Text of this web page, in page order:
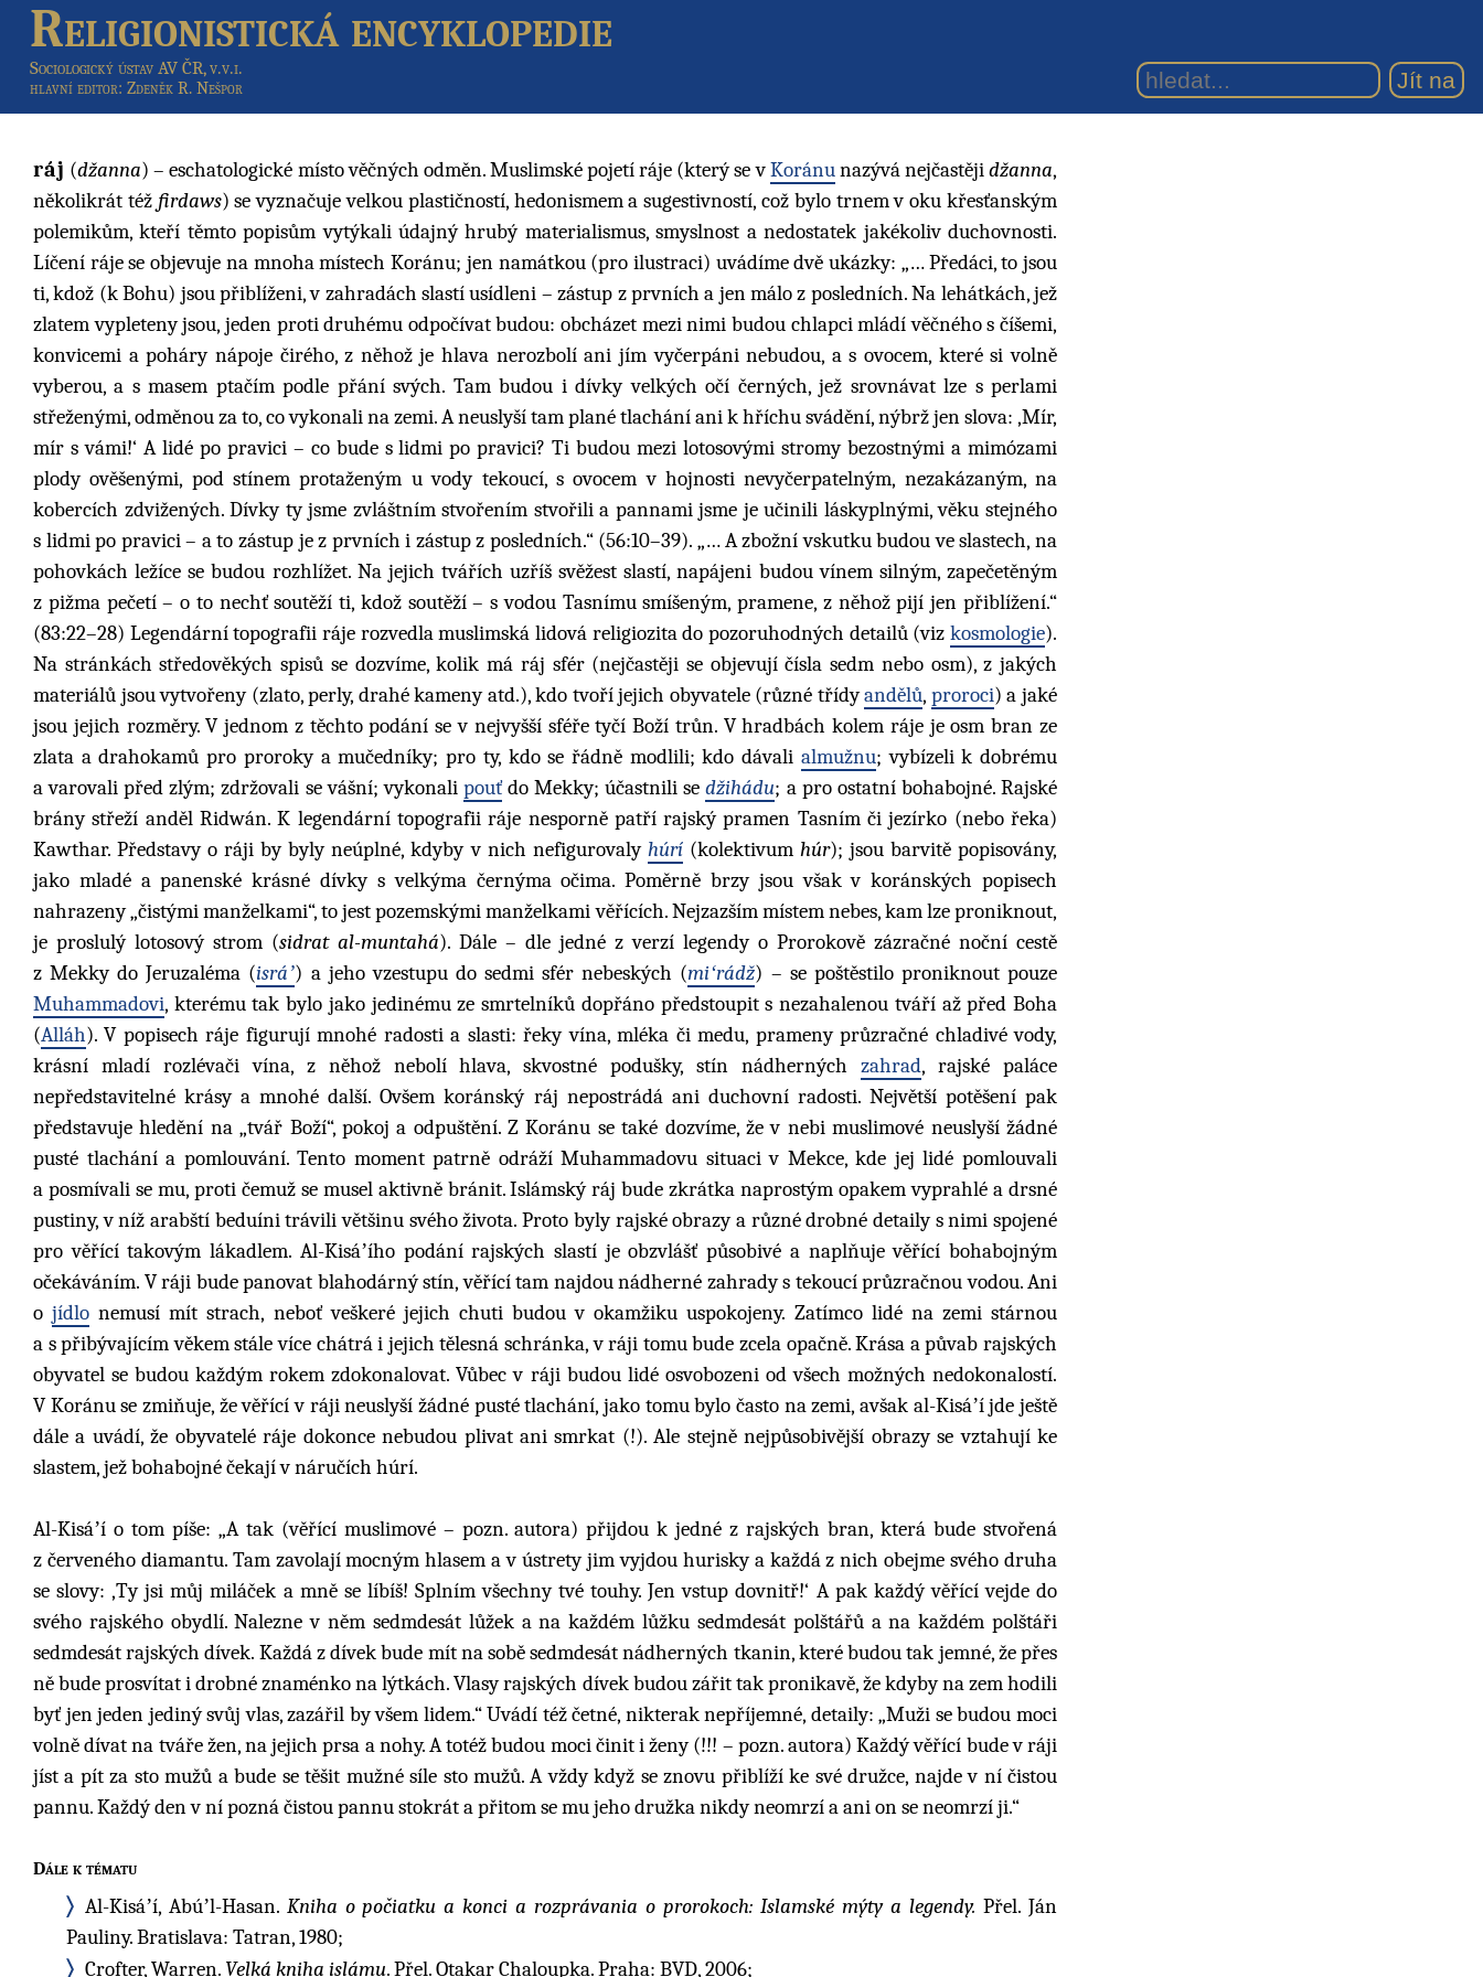
Religionistická encyklopedie
Sociologický ústav AV ČR, v.v.i.
hlavní editor: Zdeněk R. Nešpor
ráj (džanna) – eschatologické místo věčných odměn. Muslimské pojetí ráje (který se vKoránunazývá nejčastějidžanna,
několikrát též firdaws) se vyznačuje velkou plastičností, hedonismem a sugestivností, což bylo trnem v oku křesťanským
polemikům, kteří těmto popisům vytýkali údajný hrubý materialismus, smyslnost a nedostatek jakékoliv duchovnosti.
Líčení ráje se objevuje na mnoha místech Koránu; jen namátkou (pro ilustraci) uvádíme dvě ukázky: „… Předáci, to jsou
ti, kdož (k Bohu) jsou přiblíženi, v zahradách slastí usídleni – zástup z prvních a jen málo z posledních. Na lehátkách, jež
zlatem vypleteny jsou, jeden proti druhému odpočívat budou: obcházet mezi nimi budou chlapci mládí věčného s číšemi,
konvicemi a poháry nápoje čirého, z něhož je hlava nerozbolí ani jím vyčerpáni nebudou, a s ovocem, které si volně
vyberou, a s masem ptačím podle přání svých. Tam budou i dívky velkých očí černých, jež srovnávat lze s perlami
střeženými, odměnou za to, co vykonali na zemi. A neuslyší tam plané tlachání ani k hříchu svádění, nýbrž jen slova: ‚Mír,
mír s vámi!‘ A lidé po pravici – co bude s lidmi po pravici? Ti budou mezi lotosovými stromy bezostnými a mimózami
plody ověšenými, pod stínem protaženým u vody tekoucí, s ovocem v hojnosti nevyčerpatelným, nezakázaným, na
kobercích zdvižených. Dívky ty jsme zvláštním stvořením stvořili a pannami jsme je učinili láskyplnými, věku stejného
s lidmi po pravici – a to zástup je z prvních i zástup z posledních.“ (56:10–39). „… A zbožní vskutku budou ve slastech, na
pohovkách ležíce se budou rozhlížet. Na jejich tvářích uzříš svěžest slastí, napájeni budou vínem silným, zapečetěným
z pižma pečetí – o to nechť soutěží ti, kdož soutěží – s vodou Tasnímu smíšeným, pramene, z něhož pijí jen přiblížení.“
(83:22–28) Legendární topografii ráje rozvedla muslimská lidová religiozita do pozoruhodných detailů (viz kosmologie).
Na stránkách středověkých spisů se dozvíme, kolik má ráj sfér (nejčastěji se objevují čísla sedm nebo osm), z jakých
materiálů jsou vytvořeny (zlato, perly, drahé kameny atd.), kdo tvoří jejich obyvatele (různé třídyandělů, proroci) a jaké
jsou jejich rozměry. V jednom z těchto podání se v nejvyšší sféře tyčí Boží trůn. V hradbách kolem ráje je osm bran ze
zlata a drahokamů pro proroky a mučedníky; pro ty, kdo se řádně modlili; kdo dávali almužnu; vybízeli k dobrému
a varovali před zlým; zdržovali se vášní; vykonali pouťdo Mekky; účastnili sedžihádu; a pro ostatní bohabojné. Rajské
brány střeží anděl Ridwán. K legendární topografii ráje nesporně patří rajský pramen Tasním či jezírko (nebo řeka)
Kawthar. Představy o ráji by byly neúplné, kdyby v nich nefigurovaly húrí(kolektivum húr); jsou barvitě popisovány,
jako mladé a panenské krásné dívky s velkýma černýma očima. Poměrně brzy jsou však v koránských popisech
nahrazeny „čistými manželkami“, to jest pozemskými manželkami věřících. Nejzazším místem nebes, kam lze proniknout,
je proslulý lotosový strom (sidrat al-muntahá). Dále – dle jedné z verzí legendy o Prorokově zázračné noční cestě
z Mekky do Jeruzaléma (isráʼ) a jeho vzestupu do sedmi sfér nebeských (miʻrádž) – se poštěstilo proniknout pouze
Muhammadovi, kterému tak bylo jako jedinému ze smrtelníků dopřáno předstoupit s nezahalenou tváří až před Boha
(Alláh). V popisech ráje figurují mnohé radosti a slasti: řeky vína, mléka či medu, prameny průzračné chladivé vody,
krásní mladí rozlévači vína, z něhož nebolí hlava, skvostné podušky, stín nádhernýchzahrad, rajské paláce
nepředstavitelné krásy a mnohé další. Ovšem koránský ráj nepostrádá ani duchovní radosti. Největší potěšení pak
představuje hledění na „tvář Boží“, pokoj a odpuštění. Z Koránu se také dozvíme, že v nebi muslimové neuslyší žádné
pusté tlachání a pomlouvání. Tento moment patrně odráží Muhammadovu situaci v Mekce, kde jej lidé pomlouvali
a posmívali se mu, proti čemuž se musel aktivně bránit. Islámský ráj bude zkrátka naprostým opakem vyprahlé a drsné
pustiny, v níž arabští beduíni trávili většinu svého života. Proto byly rajské obrazy a různé drobné detaily s nimi spojené
pro věřící takovým lákadlem. Al-Kisáʼího podání rajských slastí je obzvlášť působivé a naplňuje věřící bohabojným
očekáváním. V ráji bude panovat blahodárný stín, věřící tam najdou nádherné zahrady s tekoucí průzračnou vodou. Ani
ojídlo nemusí mít strach, neboť veškeré jejich chuti budou v okamžiku uspokojeny. Zatímco lidé na zemi stárnou
a s přibývajícím věkem stále více chátrá i jejich tělesná schránka, v ráji tomu bude zcela opačně. Krása a půvab rajských
obyvatel se budou každým rokem zdokonalovat. Vůbec v ráji budou lidé osvobozeni od všech možných nedokonalostí.
V Koránu se zmiňuje, že věřící v ráji neuslyší žádné pusté tlachání, jako tomu bylo často na zemi, avšak al-Kisáʼí jde ještě
dále a uvádí, že obyvatelé ráje dokonce nebudou plivat ani smrkat (!). Ale stejně nejpůsobivější obrazy se vztahují ke
slastem, jež bohabojné čekají v náručích húrí.
Al-Kisáʼí o tom píše: „A tak (věřící muslimové – pozn. autora) přijdou k jedné z rajských bran, která bude stvořená
z červeného diamantu. Tam zavolají mocným hlasem a v ústrety jim vyjdou hurisky a každá z nich obejme svého druha
se slovy: ‚Ty jsi můj miláček a mně se líbíš! Splním všechny tvé touhy. Jen vstup dovnitř!‘ A pak každý věřící vejde do
svého rajského obydlí. Nalezne v něm sedmdesát lůžek a na každém lůžku sedmdesát polštářů a na každém polštáři
sedmdesát rajských dívek. Každá z dívek bude mít na sobě sedmdesát nádherných tkanin, které budou tak jemné, že přes
ně bude prosvítat i drobné znaménko na lýtkách. Vlasy rajských dívek budou zářit tak pronikavě, že kdyby na zem hodili
byť jen jeden jediný svůj vlas, zazářil by všem lidem.“ Uvádí též četné, nikterak nepříjemné, detaily: „Muži se budou moci
volně dívat na tváře žen, na jejich prsa a nohy. A totéž budou moci činit i ženy (!!! – pozn. autora) Každý věřící bude v ráji
jíst a pít za sto mužů a bude se těšit mužné síle sto mužů. A vždy když se znovu přiblíží ke své družce, najde v ní čistou
pannu. Každý den v ní pozná čistou pannu stokrát a přitom se mu jeho družka nikdy neomrzí a ani on se neomrzí ji.“
Dále k tématu
Al-Kisáʼí, Abúʼl-Hasan. Kniha o počiatku a konci a rozprávania o prorokoch: Islamské mýty a legendy. Přel. Ján
Pauliny. Bratislava: Tatran, 1980;
Crofter, Warren. Velká kniha islámu. Přel. Otakar Chaloupka. Praha: BVD, 2006;